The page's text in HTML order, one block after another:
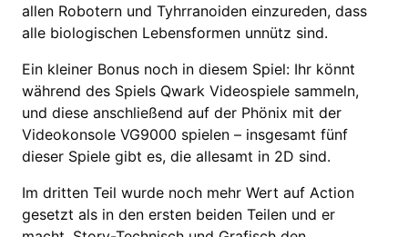
allen Robotern und Tyhrranoiden einzureden, dass
alle biologischen Lebensformen unnütz sind.
Ein kleiner Bonus noch in diesem Spiel: Ihr könnt
während des Spiels Qwark Videospiele sammeln,
und diese anschließend auf der Phönix mit der
Videokonsole VG9000 spielen – insgesamt fünf
dieser Spiele gibt es, die allesamt in 2D sind.
Im dritten Teil wurde noch mehr Wert auf Action
gesetzt als in den ersten beiden Teilen und er